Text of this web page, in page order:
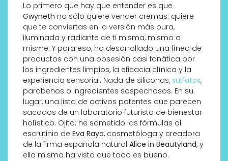
Lo primero que hay que entender es que
Gwyneth no sólo quiere vender cremas: quiere
que te conviertas en la versión más pura,
iluminada y radiante de ti misma, mismo o
misme. Y para eso, ha desarrollado una línea de
productos con una obsesión casi fanática por
los ingredientes limpios, la eficacia clínica y la
experiencia sensorial. Nada de siliconas, sulfatos,
parabenos o ingredientes sospechosos. En su
lugar, una lista de activos potentes que parecen
sacados de un laboratorio futurista de bienestar
holístico. Ojito: he sometido las fórmulas al
escrutinio de Eva Raya, cosmetóloga y creadora
de la firma española natural Alice in Beautyland, y
ella misma ha visto que todo es bueno.